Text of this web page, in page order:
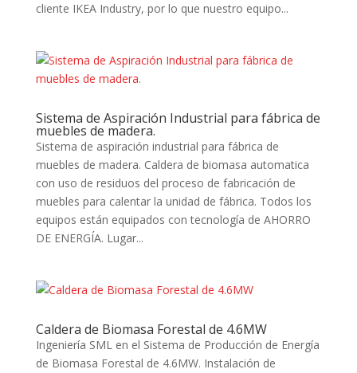
cliente IKEA Industry, por lo que nuestro equipo...
Sistema de Aspiración Industrial para fábrica de
muebles de madera.
Sistema de aspiración industrial para fábrica de
muebles de madera. Caldera de biomasa automatica
con uso de residuos del proceso de fabricación de
muebles para calentar la unidad de fábrica. Todos los
equipos están equipados con tecnología de AHORRO
DE ENERGÍA. Lugar...
Caldera de Biomasa Forestal de 4.6MW
Ingeniería SML en el Sistema de Producción de Energía
de Biomasa Forestal de 4.6MW. Instalación de